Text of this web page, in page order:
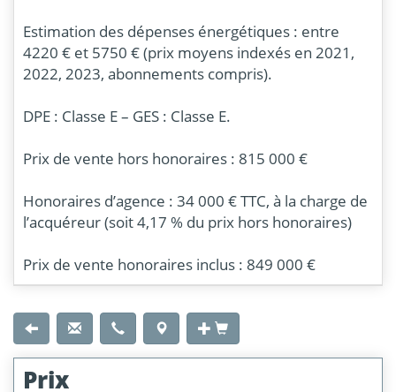
Estimation des dépenses énergétiques : entre
4220 € et 5750 € (prix moyens indexés en 2021,
2022, 2023, abonnements compris).
DPE : Classe E – GES : Classe E.
Prix de vente hors honoraires : 815 000 €
Honoraires d’agence : 34 000 € TTC, à la charge de
l’acquéreur (soit 4,17 % du prix hors honoraires)
Prix de vente honoraires inclus : 849 000 €
Prix